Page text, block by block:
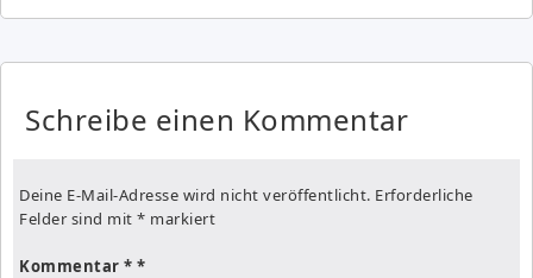
Schreibe einen Kommentar
Deine E-Mail-Adresse wird nicht veröffentlicht. Erforderliche
Felder sind mit * markiert
Kommentar *